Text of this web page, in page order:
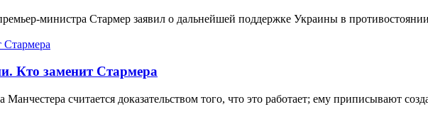
министра Стармер заявил о дальнейшей поддержке Украины в
Кто заменит Стармера
считается доказательством того, что это работает; ему приписывают